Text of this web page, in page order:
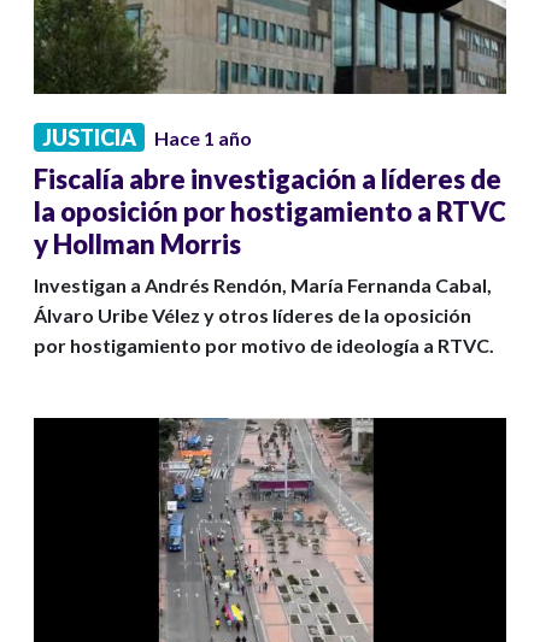
JUSTICIA Hace 1 año
Fiscalía abre investigación a líderes de
la oposición por hostigamiento a RTVC
y Hollman Morris
Investigan a Andrés Rendón, María Fernanda Cabal,
Álvaro Uribe Vélez y otros líderes de la oposición
por hostigamiento por motivo de ideología a RTVC.